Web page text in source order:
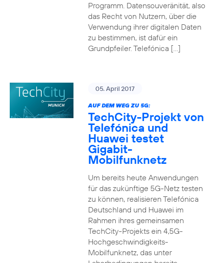
Programm. Datensouveränität, also
das Recht von Nutzern, über die
Verwendung ihrer digitalen Daten
zu bestimmen, ist dafür ein
Grundpfeiler. Telefónica […]
05. April 2017
AUF DEM WEG ZU 5G:
TechCity-Projekt von
Telefónica und
Huawei testet
Gigabit-
Mobilfunknetz
Um bereits heute Anwendungen
für das zukünftige 5G-Netz testen
zu können, realisieren Telefónica
Deutschland und Huawei im
Rahmen ihres gemeinsamen
TechCity-Projekts ein 4,5G-
Hochgeschwindigkeits-
Mobilfunknetz, das unter